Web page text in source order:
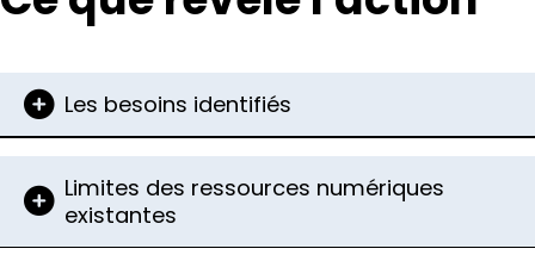
Les besoins identifiés
Limites des ressources numériques
existantes